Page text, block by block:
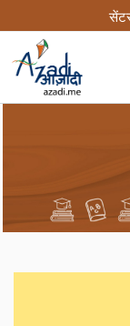
to
content
सेंटर